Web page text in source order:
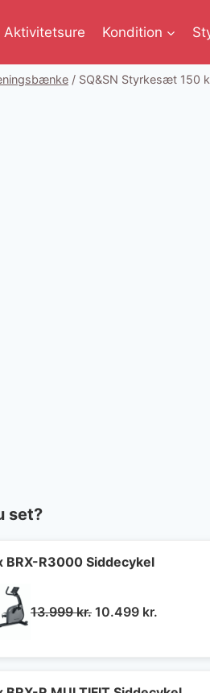
Aktivitetsure Kondition
/ SQ&SN Styrkesæt 150
set?
BRX-R3000 Siddecykel
13.999kr. Den
10.499 kr.